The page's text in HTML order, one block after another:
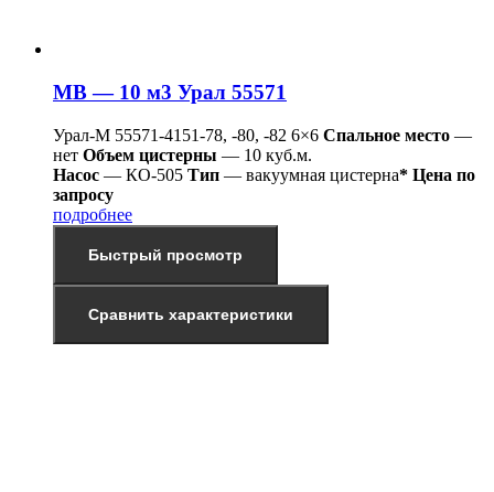
МВ — 10 м3 Урал 55571
Урал-М 55571-4151-78, -80, -82 6×6 Спальное место —
нет Объем цистерны — 10 куб.м.
Насос — КО-505 Тип — вакуумная цистерна* Цена по
запросу
подробнее
Быстрый просмотр
Сравнить характеристики